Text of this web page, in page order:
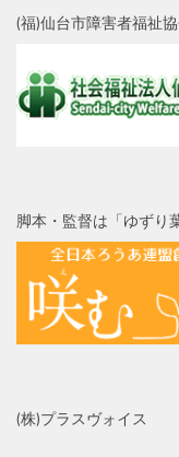
(福)仙台市障害者福祉
脚本・監督は「ゆずり
(株)プラスヴォイス